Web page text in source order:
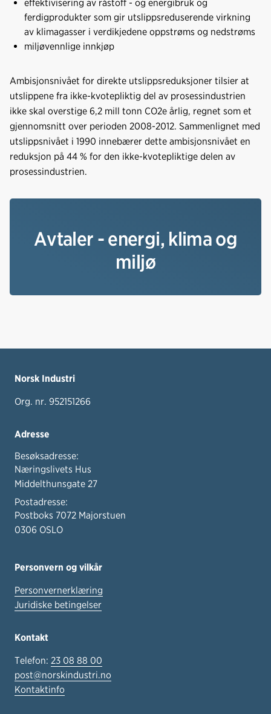
effektivisering av råstoff - og energibruk og
ferdigprodukter som gir utslippsreduserende virkning
av klimagasser i verdikjedene oppstrøms og nedstrøms
miljøvennlige innkjøp
Ambisjonsnivået for direkte utslippsreduksjoner tilsier at
utslippene fra ikke-kvotepliktig del av prosessindustrien
ikke skal overstige 6,2 mill tonn CO2e årlig, regnet som et
gjennomsnitt over perioden 2008-2012. Sammenlignet med
utslippsnivået i 1990 innebærer dette ambisjonsnivået en
reduksjon på 44 % for den ikke-kvotepliktige delen av
prosessindustrien.
Avtaler - energi, klima og
miljø
Norsk Industri
Org. nr. 952151266
Adresse
Besøksadresse:
Næringslivets Hus
Middelthunsgate 27
Postadresse:
Postboks 7072 Majorstuen
0306 OSLO
Personvern og vilkår
Personvernerklæring
Juridiske betingelser
Kontakt
Telefon: 23 08 88 00
post@norskindustri.no
Kontaktinfo